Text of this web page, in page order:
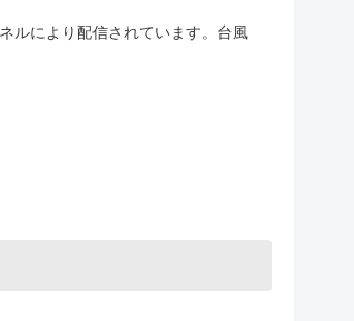
ルにより配信されています。台風